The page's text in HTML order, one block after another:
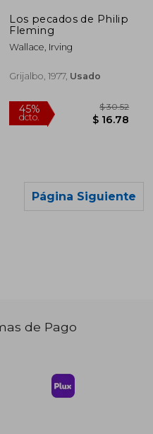
Los pecados de Philip
Fleming
Wallace, Irving
Grijalbo, 1977, Usado
Página Siguiente
de Pago